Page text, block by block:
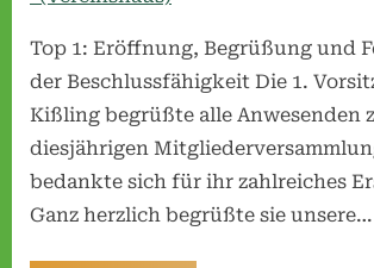
Top 1: Eröffnung, Begrüßung und
der Beschlussfähigkeit Die 1.
Kißling begrüßte alle Anwesenden
diesjährigen
bedankte sich für ihr zahlreiches
Ganz herzlich begrüßte sie unsere…